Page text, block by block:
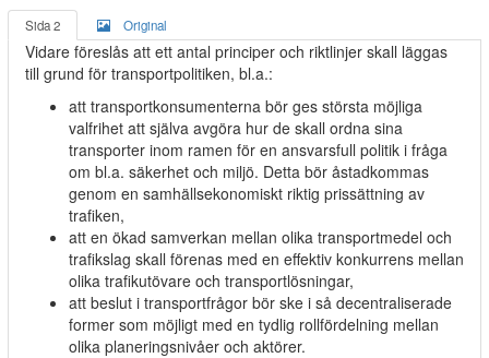
Sida 2 Original
Vidare föreslås att ett antal principer och riktlinjer skall läggas
till grund för transportpolitiken, bl.a.:
att transportkonsumenterna bör ges största möjliga
valfrihet att själva avgöra hur de skall ordna sina
transporter inom ramen för en ansvarsfull politik i fråga
om bl.a. säkerhet och miljö. Detta bör åstadkommas
genom en samhällsekonomiskt riktig prissättning av
trafiken,
att en ökad samverkan mellan olika transportmedel och
trafikslag skall förenas med en effektiv konkurrens mellan
olika trafikutövare och transportlösningar,
att beslut i transportfrågor bör ske i så decentraliserade
former som möjligt med en tydlig rollfördelning mellan
olika planeringsnivåer och aktörer.